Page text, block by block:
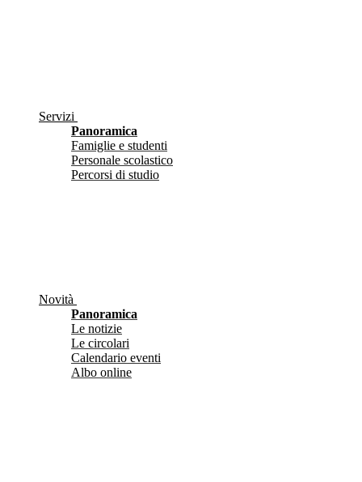
Servizi
Panoramica
Famiglie e studenti
Personale scolastico
Percorsi di studio
Novità
Panoramica
Le notizie
Le circolari
Calendario eventi
Albo online